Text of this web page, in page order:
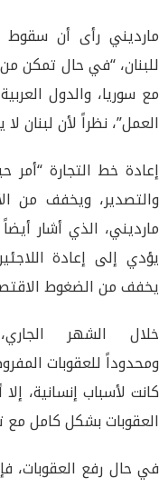
مارديني رأى أن
للبنان، “في حال تمكن
مع سوريا، والدول
العمل”، نظراً لأن لبنان
إعادة خط التجارة “أمر
والتصدير، ويخفف من
مارديني، الذي أشار
يؤدي إلى إعادة
يخفف من الضغوط
خلال الشهر
ومحدوداً للعقوبات
كانت لأسباب إنسانية،
العقوبات بشكل كامل مع
في حال رفع العقوبات،